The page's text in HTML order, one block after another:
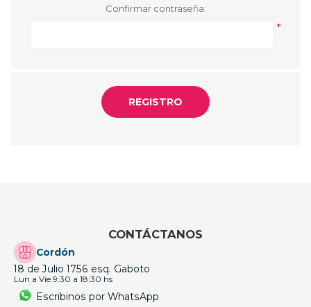
Confirmar contraseña:
*
CONTÁCTANOS
Cordón
18 de Julio 1756 esq. Gaboto
Lun a Vie 9:30 a 18:30 hs
Escribinos por WhatsApp